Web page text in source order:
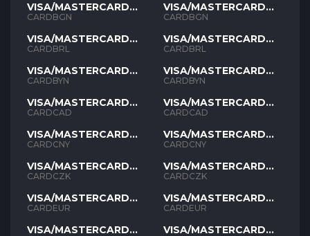
VISA/MASTERCARD
BGN
CARDBGN
VISA/MASTERCARD
BRL
CARDBRL
VISA/MASTERCARD
BYN
CARDBYN
VISA/MASTERCARD
CAD
CARDCAD
VISA/MASTERCARD
CNY
CARDCNY
VISA/MASTERCARD
CZK
CARDCZK
VISA/MASTERCARD
EUR
CARDEUR
VISA/MASTERCARD
VISA/MASTERCARD
BGN
CARDBGN
VISA/MASTERCARD
BRL
CARDBRL
VISA/MASTERCARD
BYN
CARDBYN
VISA/MASTERCARD
CAD
CARDCAD
VISA/MASTERCARD
CNY
CARDCNY
VISA/MASTERCARD
CZK
CARDCZK
VISA/MASTERCARD
EUR
CARDEUR
VISA/MASTERCARD